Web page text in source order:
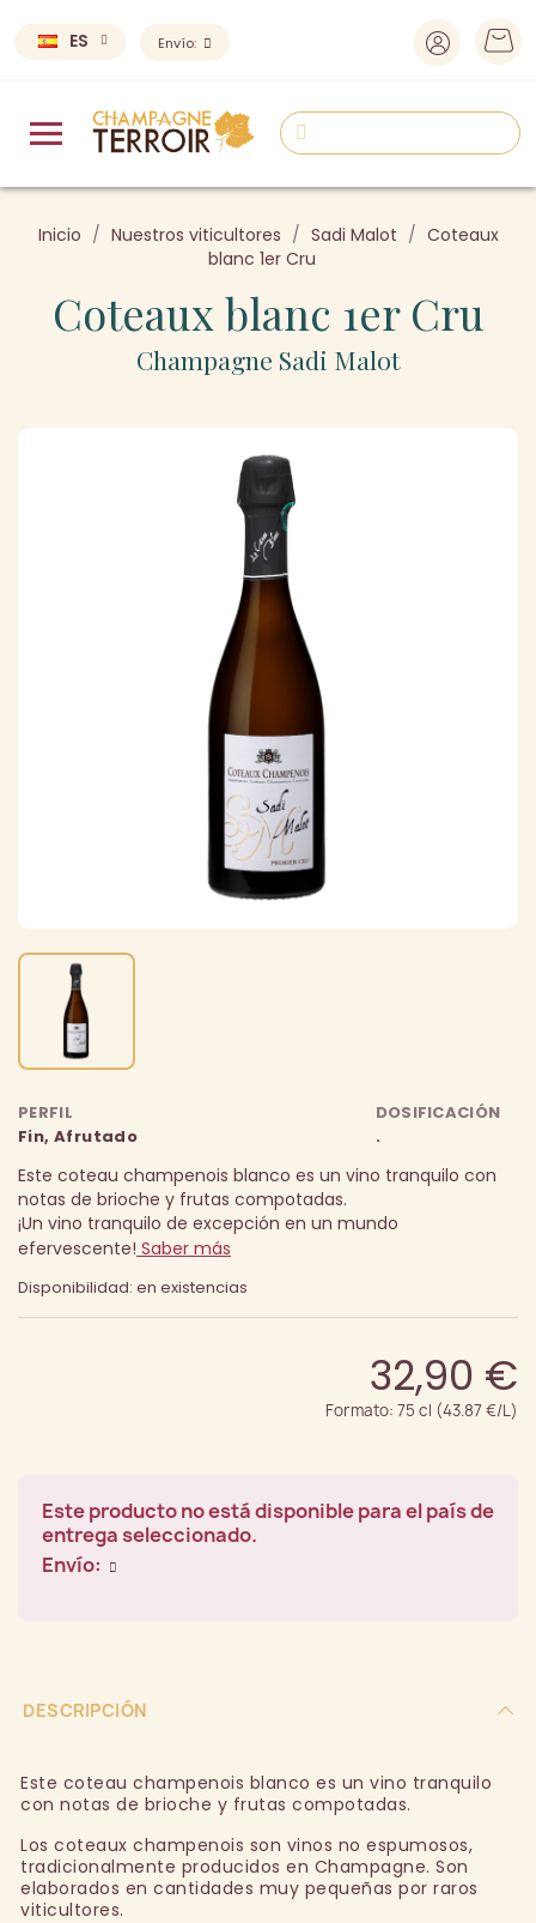
ES Envío:
Inicio Nuestros viticultores Sadi Malot
Coteaux
blanc 1er Cru
Coteaux blanc 1er Cru
Champagne Sadi Malot
PERFIL
Fin, Afrutado
DOSIFICACIÓN
.
Este coteau champenois blanco es un vino tranquilo con
notas de brioche y frutas compotadas.
¡Un vino tranquilo de excepción en un mundo
efervescente! Saber más
Disponibilidad: en existencias
32,90 €
Formato: 75 cl (43.87 €/L)
Este producto no está disponible para el país de
entrega seleccionado.
Envío:
DESCRIPCIÓN
Este coteau champenois blanco es un vino tranquilo
con notas de brioche y frutas compotadas.
Los coteaux champenois son vinos no espumosos,
tradicionalmente producidos en Champagne. Son
elaborados en cantidades muy pequeñas por raros
viticultores.